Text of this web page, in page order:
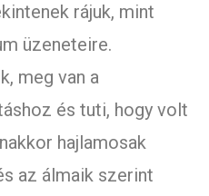
rájuk, mint
üzeneteire.
meg van a
és tuti, hogy volt
hajlamosak
az álmaik szerint